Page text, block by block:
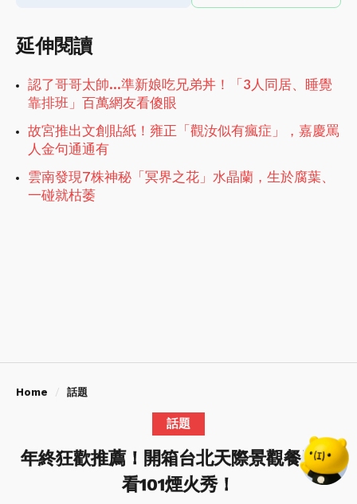
延伸閱讀
認了哥哥太帥…準新娘吃兄弟丼！「3人同居、睡覺
靠排班」百萬網友看傻眼
故宮推出文創貼紙！雍正「觀汝似有瘋症」，嘉慶罵
人金句通通有
雲南發現7株神秘「冥界之花」水晶蘭，生於腐葉、
一碰就枯萎
Home 話題
話題
年終狂歡推薦！開箱台北天際景觀餐廳近
看101煙火秀！